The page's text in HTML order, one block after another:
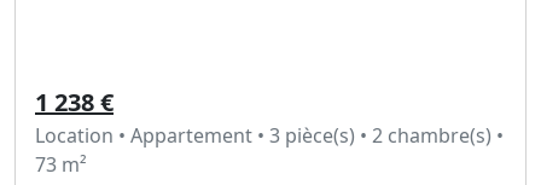
1 238 €
Location • Appartement • 3 pièce(s) • 2 chambre(s) •
73 m²